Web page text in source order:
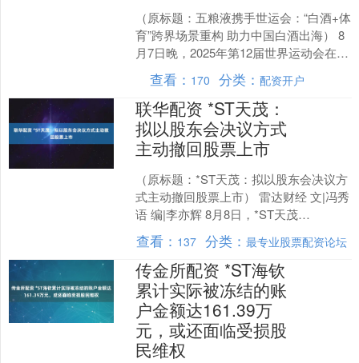
（原标题：五粮液携手世运会：“白酒+体
育”跨界场景重构 助力中国白酒出海） 8
月7日晚，2025年第12届世界运动会在四
川省成都市开幕，天府国际会议中心“天
府之....
查看： 170 分类：配资开户
联华配资 *ST天茂：
拟以股东会决议方式
主动撤回股票上市
（原标题：*ST天茂：拟以股东会决议方
式主动撤回股票上市） 雷达财经 文|冯秀
语 编|李亦辉 8月8日，*ST天茂
（000627）公告，公司因业务结构调整
面临重....
查看： 137 分类： 最专业股票配资论坛
传金所配资 *ST海钦
累计实际被冻结的账
户金额达161.39万
元，或还面临受损股
民维权